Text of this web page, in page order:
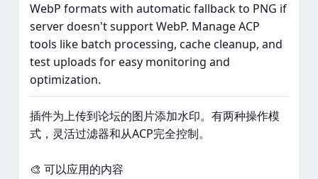
WebP formats with automatic fallback to PNG if
server doesn't support WebP. Manage ACP
tools like batch processing, cache cleanup, and
test uploads for easy monitoring and
optimization.
插件为上传到论坛的图片添加水印。有两种操作模
式，灵活过滤器和从ACP完全控制。
🎨 可以应用的内容